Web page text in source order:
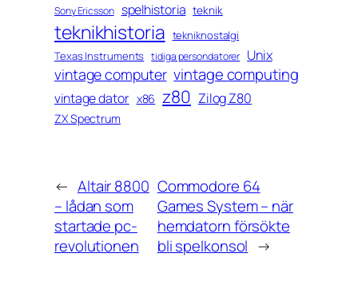
Sony Ericsson spelhistoria teknik
teknikhistoria tekniknostalgi
Texas Instruments tidiga persondatorer Unix
vintage computer vintage computing
vintage dator x86 z80 Zilog Z80
ZX Spectrum
← Altair 8800
– lådan som
startade pc-
revolutionen
Commodore 64
Games System – när
hemdatorn försökte
bli spelkonsol →